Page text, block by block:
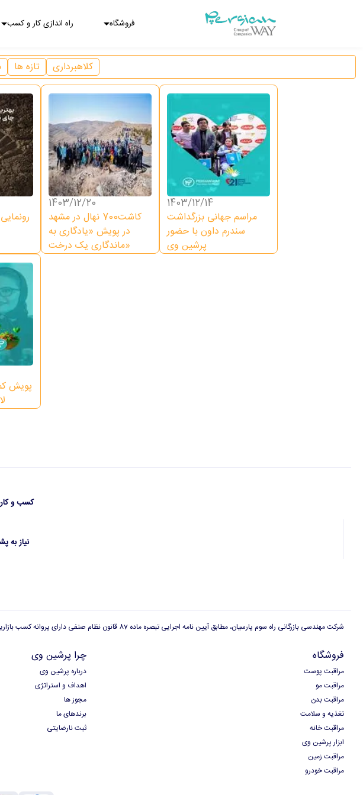
فروشگاه راه اندازی کار و کسب
تازه ها کلاهبرداری
1403/12/20
کاشت700 نهال در مشهد
در پویش «یادگاری به
ماندگاری یک درخت»
1403/12/14
مراسم جهانی بزرگداشت
سندرم داون با حضور
پرشین وی
پویش
کسب و
نیاز به
شرکت مهندسی بازرگانی راه سوم پارسیان، مطابق آیین نامه اجرایی تبصره ماده 87 قانون نظام صنفی دارای پروانه کسب بازاریابی شبکه ای است و هیچگونه وابستگی به ارگان ها و سازمان های دولتی و غیر دولتی دیگر، برای شرکت مهندسی بازرگانی راه سوم پارسیان وجود ندارد
فروشگاه
مراقبت پوست
مراقبت مو
مراقبت بدن
تغذیه و سلامت
مراقبت خانه
ابزار پرشین وی
مراقبت زمین
مراقبت خودرو
چرا پرشین وی
درباره پرشین وی
اهداف و استراتژی
مجوز ها
برندهای ما
ثبت نارضایتی